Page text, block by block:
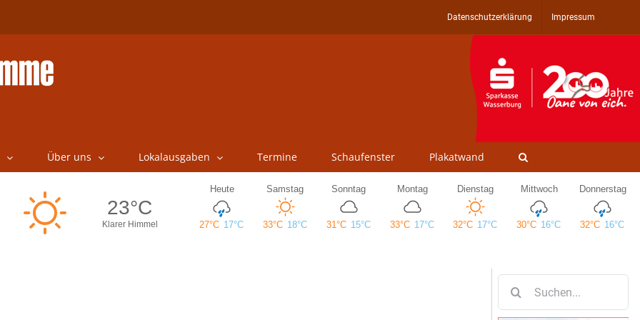
Datenschutzerklärung Impressum
Über uns Lokalausgaben Termine Schaufenster Plakatwand
nach: